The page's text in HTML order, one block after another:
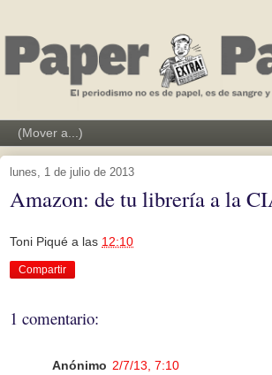
lunes, 1 de julio de 2013
Amazon: de tu librería a la
Toni Piqué a las 12:10
Compartir
1 comentario:
Anónimo 2/7/13, 7:10